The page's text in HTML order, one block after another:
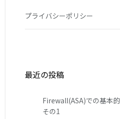
プライバシーポリシー
最近の投稿
Firewall(ASA)での基本
その1